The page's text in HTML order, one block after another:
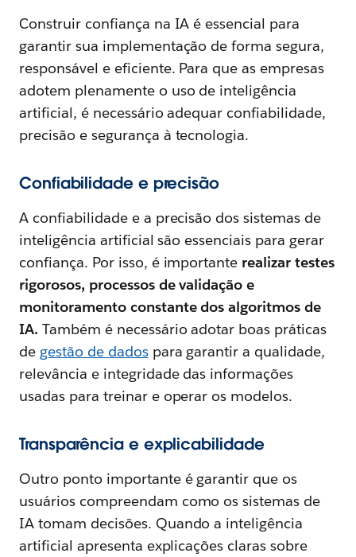
Construir confiança na IA é essencial para
garantir sua implementação de forma segura,
responsável e eficiente. Para que as empresas
adotem plenamente o uso de inteligência
artificial, é necessário adequar confiabilidade,
precisão e segurança à tecnologia.
Confiabilidade e precisão
A confiabilidade e a precisão dos sistemas de
inteligência artificial são essenciais para gerar
confiança. Por isso, é importante realizar testes
rigorosos, processos de validação e
monitoramento constante dos algoritmos de
IA. Também é necessário adotar boas práticas
de gestão de dadospara garantir a qualidade,
relevância e integridade das informações
usadas para treinar e operar os modelos.
Transparência e explicabilidade
Outro ponto importante é garantir que os
usuários compreendam como os sistemas de
IA tomam decisões. Quando a inteligência
artificial apresenta explicações claras sobre